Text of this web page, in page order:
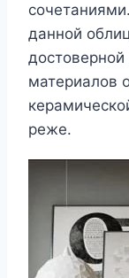
данной
материалов
реже.